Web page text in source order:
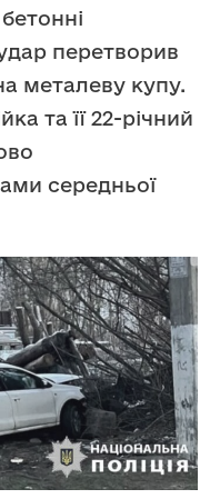
перетворив
металеву купу.
та її 22-річний
середньої